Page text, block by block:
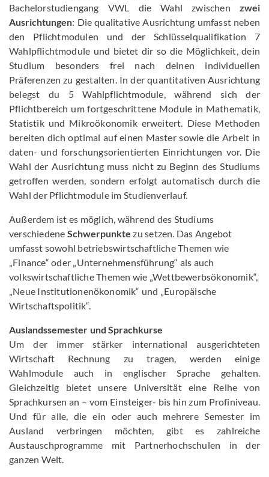
Bachelorstudiengang VWL die Wahl zwischen zwei
Ausrichtungen: Die qualitative Ausrichtung umfasst neben
den Pflichtmodulen und der Schlüsselqualifikation 7
Wahlpflichtmodule und bietet dir so die Möglichkeit, dein
Studium besonders frei nach deinen individuellen
Präferenzen zu gestalten. In der quantitativen Ausrichtung
belegst du 5 Wahlpflichtmodule, während sich der
Pflichtbereich um fortgeschrittene Module in Mathematik,
Statistik und Mikroökonomik erweitert. Diese Methoden
bereiten dich optimal auf einen Master sowie die Arbeit in
daten- und forschungsorientierten Einrichtungen vor. Die
Wahl der Ausrichtung muss nicht zu Beginn des Studiums
getroffen werden, sondern erfolgt automatisch durch die
Wahl der Pflichtmodule im Studienverlauf.
Außerdem ist es möglich, während des Studiums
verschiedene Schwerpunkte zu setzen. Das Angebot
umfasst sowohl betriebswirtschaftliche Themen wie
„Finance“ oder „Unternehmensführung“ als auch
volkswirtschaftliche Themen wie „Wettbewerbsökonomik“,
„Neue Institutionenökonomik“ und „Europäische
Wirtschaftspolitik“.
Auslandssemester und Sprachkurse
Um der immer stärker international ausgerichteten
Wirtschaft Rechnung zu tragen, werden einige
Wahlmodule auch in englischer Sprache gehalten.
Gleichzeitig bietet unsere Universität eine Reihe von
Sprachkursen an – vom Einsteiger- bis hin zum Profiniveau.
Und für alle, die ein oder auch mehrere Semester im
Ausland verbringen möchten, gibt es zahlreiche
Austauschprogramme mit Partnerhochschulen in der
ganzen Welt.